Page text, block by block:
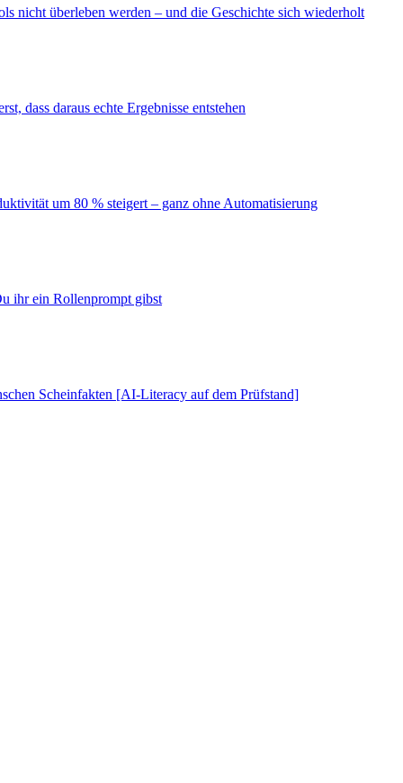
nicht überleben werden – und die Geschichte sich wiederholt
dass daraus echte Ergebnisse entstehen
um 80 % steigert – ganz ohne Automatisierung
ihr ein Rollenprompt gibst
Scheinfakten [AI-Literacy auf dem Prüfstand]